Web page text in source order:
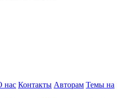
нас Контакты Авторам Темы на